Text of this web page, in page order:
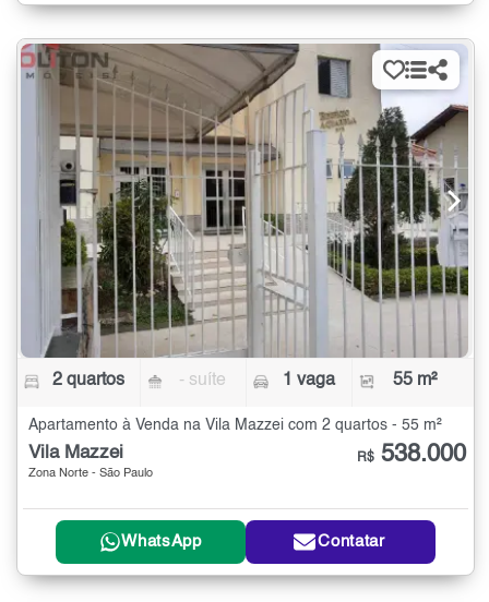
2 quartos - suíte 1 vaga 55 m²
Apartamento à Venda na Vila Mazzei com 2 quartos - 55 m²
Vila Mazzei
Zona Norte - São Paulo
R$ 538.000
WhatsApp Contatar